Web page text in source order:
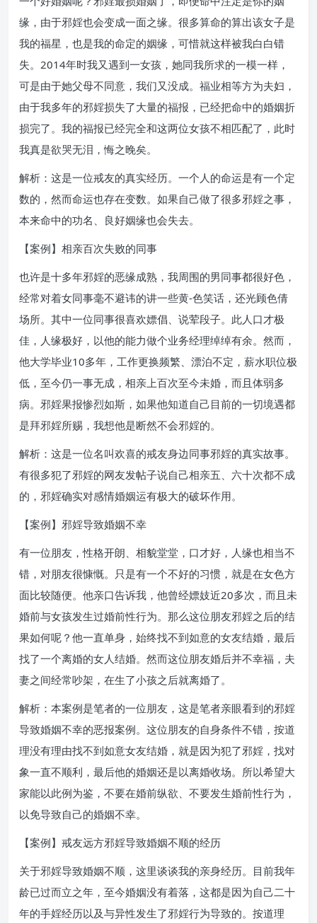
缘，由于邪婬也会变成一面之缘。很多算命的算出该女子是
我的福星，也是我的命定的姻缘，可惜就这样被我白白错
失。2014年时我又遇到一女孩，她同我所求的一模一样，
可是由于她父母不同意，我们又没成。福业相等方为夫妇，
由于我多年的邪婬损失了大量的福报，已经把命中的婚姻折
损完了。我的福报已经完全和这两位女孩不相匹配了，此时
我真是欲哭无泪，悔之晚矣。
解析：这是一位戒友的真实经历。一个人的命运是有一个定
数的，然而命运也存在变数。如果自己做了很多邪婬之事，
本来命中的功名、良好姻缘也会失去。
【案例】相亲百次失败的同事
也许是十多年邪婬的恶缘成熟，我周围的男同事都很好色，
经常对着女同事毫不避讳的讲一些黄-色笑话，还光顾色倩
场所。其中一位同事很喜欢嫖倡、说荤段子。此人口才极
佳，人缘极好，以他的能力做个业务经理绰绰有余。然而，
他大学毕业10多年，工作更换频繁、漂泊不定，薪水职位极
低，至今仍一事无成，相亲上百次至今未婚，而且体弱多
病。邪婬果报惨烈如斯，如果他知道自己目前的一切境遇都
是拜邪婬所赐，我想他是断然不会邪婬的。
解析：这是一位名叫欢喜的戒友身边同事邪婬的真实故事。
有很多犯了邪婬的网友发帖子说自己相亲五、六十次都不成
的，邪婬确实对感情婚姻运有极大的破坏作用。
【案例】邪婬导致婚姻不幸
有一位朋友，性格开朗、相貌堂堂，口才好，人缘也相当不
错，对朋友很慷慨。只是有一个不好的习惯，就是在女色方
面比较随便。他亲口告诉我，他曾经嫖妓近20多次，而且未
婚前与女孩发生过婚前性行为。那么这位朋友邪婬之后的结
果如何呢？他一直单身，始终找不到如意的女友结婚，最后
找了一个离婚的女人结婚。然而这位朋友婚后并不幸福，夫
妻之间经常吵架，在生了小孩之后就离婚了。
解析：本案例是笔者的一位朋友，这是笔者亲眼看到的邪婬
导致婚姻不幸的恶报案例。这位朋友的自身条件不错，按道
理没有理由找不到如意女友结婚，就是因为犯了邪婬，找对
象一直不顺利，最后他的婚姻还是以离婚收场。所以希望大
家能以此例为鉴，不要在婚前纵欲、不要发生婚前性行为，
以免导致自己的婚姻不幸。
【案例】戒友远方邪婬导致婚姻不顺的经历
关于邪婬导致婚姻不顺，这里谈谈我的亲身经历。目前我年
龄已过而立之年，至今婚姻没有着落，这都是因为自己二十
年的手婬经历以及与异性发生了邪婬行为导致的。按道理